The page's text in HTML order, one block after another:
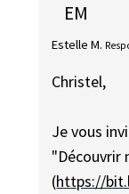
EM
Estelle M.
Christel,
Je vous
"Découvrir
(https://